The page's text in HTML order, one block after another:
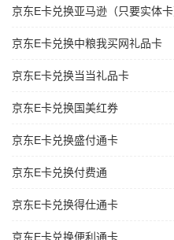
京东E卡兑换亚马逊（只要实体卡
京东E卡兑换中粮我买网礼品卡
京东E卡兑换当当礼品卡
京东E卡兑换国美红券
京东E卡兑换盛付通卡
京东E卡兑换付费通
京东E卡兑换得仕通卡
京东E卡兑换便利通卡